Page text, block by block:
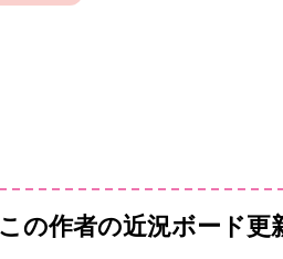
この作者の近況ボード更